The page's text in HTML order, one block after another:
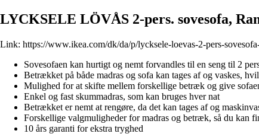
LYCKSELE LÖVÅS 2-pers. sovesofa,
Link: https://www.ikea.com/dk/da/p/lycksele-loevas-2-pers-
Sovesofaen kan hurtigt og nemt forvandles til en seng til 2
Betrækket på både madras og sofa kan tages af og vaskes,
Mulighed for at skifte mellem forskellige betræk og give
Enkel og fast skummadras, som kan bruges hver nat
Betrækket er nemt at rengøre, da det kan tages af og
Forskellige valgmuligheder for madras og betræk, så du kan
10 års garanti for ekstra tryghed